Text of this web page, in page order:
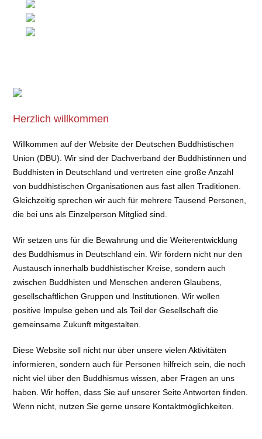
Herzlich willkommen
Willkommen auf der Website der Deutschen Buddhistischen
Union (DBU). Wir sind der Dachverband der Buddhistinnen und
Buddhisten in Deutschland und vertreten eine große Anzahl
von buddhistischen Organisationen aus fast allen Traditionen.
Gleichzeitig sprechen wir auch für mehrere Tausend Personen,
die bei uns als Einzelperson Mitglied sind.
Wir setzen uns für die Bewahrung und die Weiterentwicklung
des Buddhismus in Deutschland ein. Wir fördern nicht nur den
Austausch innerhalb buddhistischer Kreise, sondern auch
zwischen Buddhisten und Menschen anderen Glaubens,
gesellschaftlichen Gruppen und Institutionen. Wir wollen
positive Impulse geben und als Teil der Gesellschaft die
gemeinsame Zukunft mitgestalten.
Diese Website soll nicht nur über unsere vielen Aktivitäten
informieren, sondern auch für Personen hilfreich sein, die noch
nicht viel über den Buddhismus wissen, aber Fragen an uns
haben. Wir hoffen, dass Sie auf unserer Seite Antworten finden.
Wenn nicht, nutzen Sie gerne unsere Kontaktmöglichkeiten.